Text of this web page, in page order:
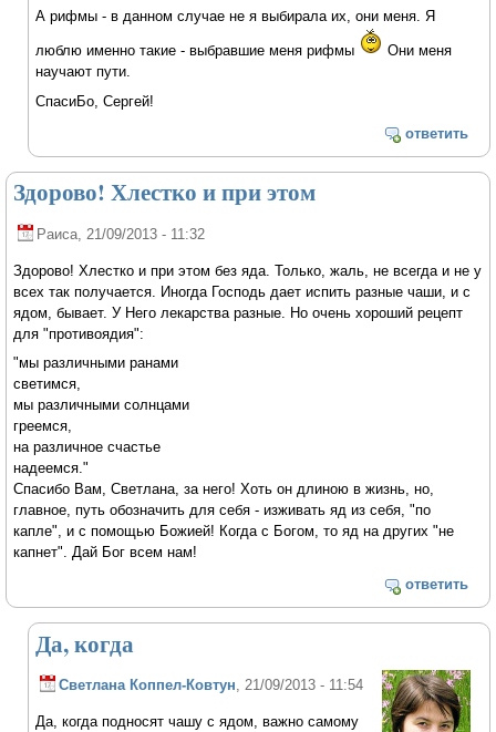
А рифмы - в данном случае не я выбирала их, они меня. Я
люблю именно такие - выбравшие меня рифмы
Они меня
научают пути.
СпасиБо, Сергей!
ответить
Здорово! Хлестко и при этом
Раиса , 21/09/2013 - 11:32
Здорово! Хлестко и при этом без яда. Только, жаль, не всегда и не у
всех так получается. Иногда Господь дает испить разные чаши, и с
ядом, бывает. У Него лекарства разные. Но очень хороший рецепт
для "противоядия":
"мы различными ранами
светимся,
мы различными солнцами
греемся,
на различное счастье
надеемся."
Спасибо Вам, Светлана, за него! Хоть он длиною в жизнь, но,
главное, путь обозначить для себя - изживать яд из себя, "по
капле", и с помощью Божией! Когда с Богом, то яд на других "не
капнет". Дай Бог всем нам!
ответить
Да, когда
Светлана Коппел-Ковтун, 21/09/2013 - 11:54
Да, когда подносят чашу с ядом, важно самому